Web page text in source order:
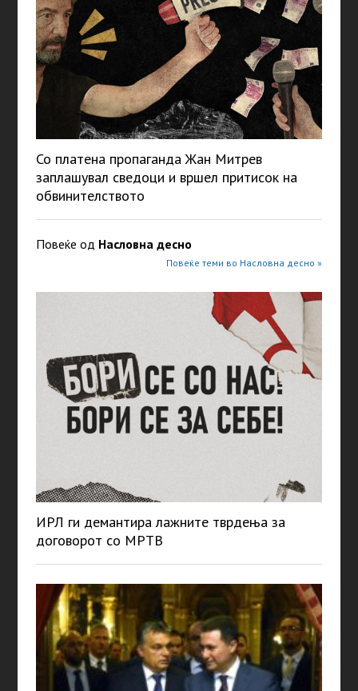
Со платена пропаганда Жан Митрев
заплашувал сведоци и вршел притисок на
обвинителството
Повеќе од Насловна десно
Повеќе теми во Насловна десно »
ИРЛ ги демантира лажните тврдења за
договорот со МРТВ